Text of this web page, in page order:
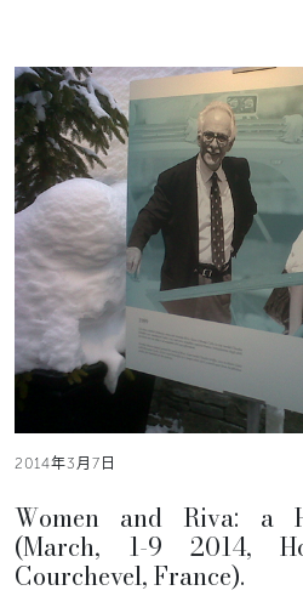
2014年3月7日
Women and Riva: a
(March, 1-9 2014,
Courchevel, France).